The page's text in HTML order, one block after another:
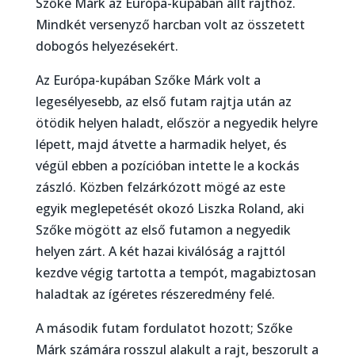
Mindkét versenyző harcban volt az összetett
dobogós helyezésekért.
Az Európa-kupában Szőke Márk volt a
legesélyesebb, az első futam rajtja után az
ötödik helyen haladt, először a negyedik helyre
lépett, majd átvette a harmadik helyet, és
végül ebben a pozícióban intette le a kockás
zászló. Közben felzárkózott mögé az este
egyik meglepetését okozó Liszka Roland, aki
Szőke mögött az első futamon a negyedik
helyen zárt. A két hazai kiválóság a rajttól
kezdve végig tartotta a tempót, magabiztosan
haladtak az ígéretes részeredmény felé.
A második futam fordulatot hozott; Szőke
Márk számára rosszul alakult a rajt, beszorult a